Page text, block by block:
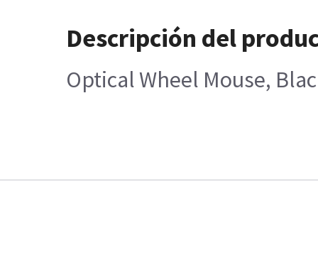
Descripción del
Optical Wheel Mouse,